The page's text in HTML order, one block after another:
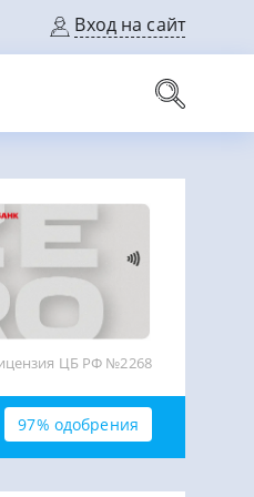
Вход на сайт
срок
ЦБ РФ №2268
97% одобрения